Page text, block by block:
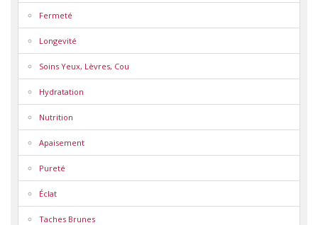
Fermeté
Longevité
Soins Yeux, Lèvres, Cou
Hydratation
Nutrition
Apaisement
Pureté
Éclat
Taches Brunes